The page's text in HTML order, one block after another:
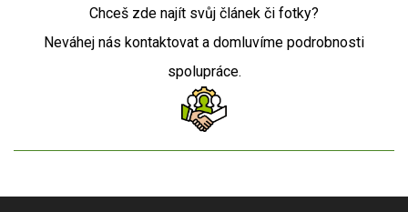
Chceš zde najít svůj článek či fotky?
Neváhej nás kontaktovat a domluvíme podrobnosti
spolupráce.